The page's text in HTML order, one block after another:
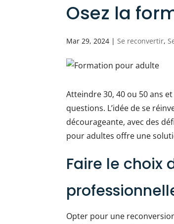
Osez la
Mar 29, 2024 |Se reconvertir,
Atteindre 30, 40 ou 50 ans
questions. L’idée de se
décourageante, avec des
pour adultes offre une
Faire le choix
Opter pour une